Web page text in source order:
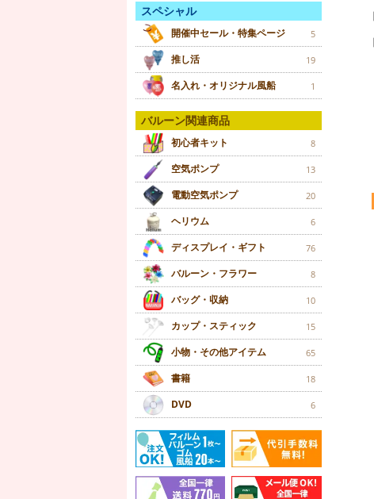
スペシャル
開催中セール・特集ページ 5
推し活 19
名入れ・オリジナル風船 1
バルーン関連商品
初心者キット 8
空気ポンプ 13
電動空気ポンプ 20
ヘリウム 6
ディスプレイ・ギフト 76
バルーン・フラワー 8
バッグ・収納 10
カップ・スティック 15
小物・その他アイテム 65
書籍 18
DVD 6